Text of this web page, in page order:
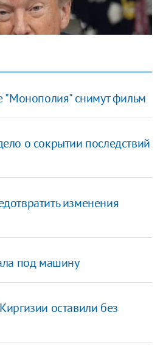
"Монополия" снимут фильм
о сокрытии последствий
изменения
под машину
оставили без